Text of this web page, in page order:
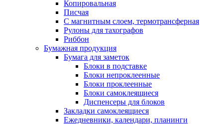
Копировальная
Писчая
С магнитным слоем, термотрансферная
Рулоны для тахографов
Риббон
Бумажная продукция
Бумага для заметок
Блоки в подставке
Блоки непроклеенные
Блоки проклеенные
Блоки самоклеящиеся
Диспенсеры для блоков
Закладки самоклеящиеся
Ежедневники, календари, планинги